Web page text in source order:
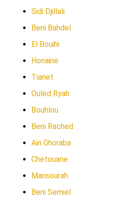
Sidi Djillali
Beni Bahdel
El Bouihi
Honaine
Tianet
Ouled Ryah
Bouhlou
Beni Rached
Ain Ghoraba
Chetouane
Mansourah
Beni Semiel